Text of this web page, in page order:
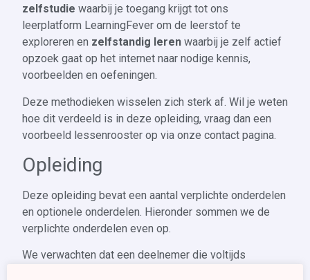
zelfstudie waarbij je toegang krijgt tot ons
leerplatform LearningFever om de leerstof te
exploreren en zelfstandig leren waarbij je zelf actief
opzoek gaat op het internet naar nodige kennis,
voorbeelden en oefeningen.
Deze methodieken wisselen zich sterk af. Wil je weten
hoe dit verdeeld is in deze opleiding, vraag dan een
voorbeeld lessenrooster op via onze contact pagina.
Opleiding
Deze opleiding bevat een aantal verplichte onderdelen
en optionele onderdelen. Hieronder sommen we de
verplichte onderdelen even op.
We verwachten dat een deelnemer die voltijds